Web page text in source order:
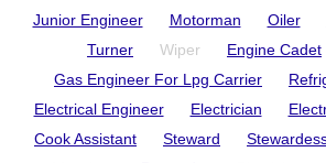
Junior Engineer
Motorman Oiler
Turner
Wiper Engine Cadet
Gas Engineer For Lpg Carrier
Electrical Engineer
Electrician
Cook Assistant
Steward